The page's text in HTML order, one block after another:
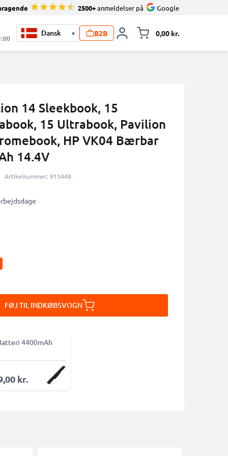
2500+anmeldelser på Google
▾ B2B 0,00 kr.
14 Sleekbook, 15
15 Ultrabook, Pavilion
HP VK04 Bærbar
14.4V
Artikelnummer: 915448
FØJ TIL INDKØBSVOGN
4400mAh
kr.